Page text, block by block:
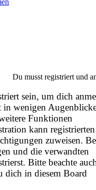
Du musst registriert und
sein, um dich
in wenigen
Funktionen
kann registrierten
zuweisen.
und die verwandten
Bitte beachte
dich in diesem Board